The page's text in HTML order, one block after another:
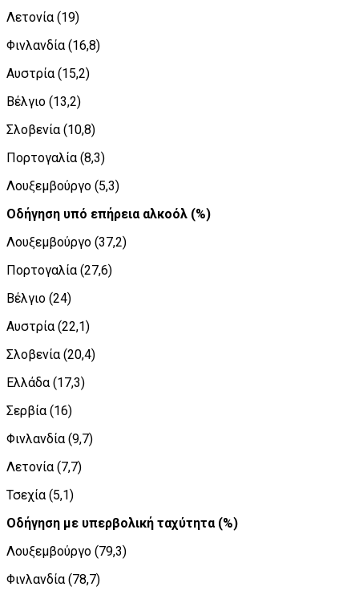
Λετονία (19)
Φινλανδία (16,8)
Αυστρία (15,2)
Βέλγιο (13,2)
Σλοβενία (10,8)
Πορτογαλία (8,3)
Λουξεμβούργο (5,3)
Οδήγηση υπό επήρεια αλκοόλ (%)
Λουξεμβούργο (37,2)
Πορτογαλία (27,6)
Βέλγιο (24)
Αυστρία (22,1)
Σλοβενία (20,4)
Ελλάδα (17,3)
Σερβία (16)
Φινλανδία (9,7)
Λετονία (7,7)
Τσεχία (5,1)
Οδήγηση με υπερβολική ταχύτητα (%)
Λουξεμβούργο (79,3)
Φινλανδία (78,7)